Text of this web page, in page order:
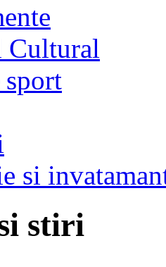
si
stiri